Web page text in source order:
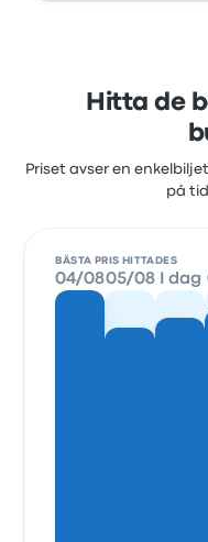
Hitta de
Priset avser en
på
BÄSTA PRIS HITTADES
04/0805/08 I dag